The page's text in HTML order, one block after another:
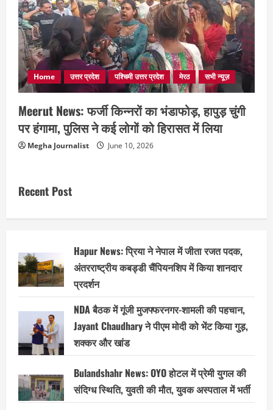
Home उत्तर प्रदेश पश्चिमी उत्तर प्रदेश मेरठ सभी न्यूज़
Meerut News: फर्जी किन्नरों का भंडाफोड़, हापुड़ चुंगी
पर हंगामा, पुलिस ने कई लोगों को हिरासत में लिया
Megha Journalist June 10, 2026
Recent Post
Hapur News: प्रिया ने नेपाल में जीता रजत पदक,
अंतरराष्ट्रीय कबड्डी चैंपियनशिप में किया शानदार
प्रदर्शन
NDA बैठक में गूंजी मुजफ्फरनगर-शामली की पहचान,
Jayant Chaudhary ने पीएम मोदी को भेंट किया गुड़,
शक्कर और खांड
Bulandshahr News: OYO होटल में प्रेमी युगल की
संदिग्ध स्थिति, युवती की मौत, युवक अस्पताल में भर्ती